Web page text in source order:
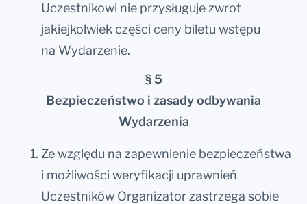
Uczestnikowi nie przysługuje zwrot
jakiejkolwiek części ceny biletu wstępu
na Wydarzenie.
§ 5
Bezpieczeństwo i zasady odbywania
Wydarzenia
Ze względu na zapewnienie bezpieczeństwa
i możliwości weryfikacji uprawnień
Uczestników Organizator zastrzega sobie